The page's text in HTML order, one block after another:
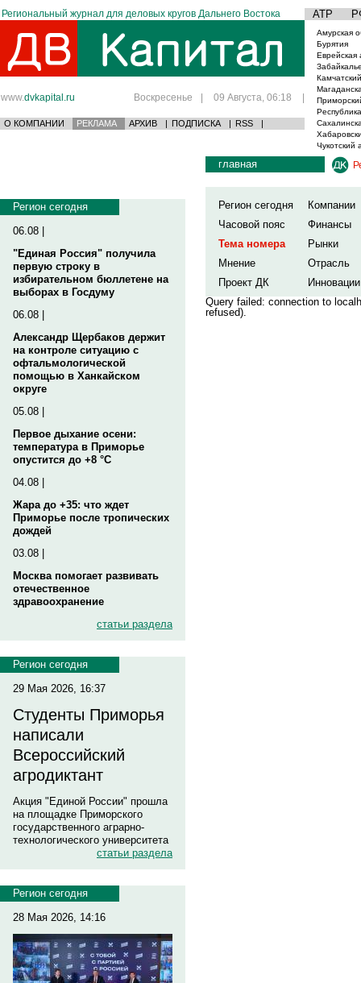
Региональный журнал для деловых кругов Дальнего Востока АТР
www.dvkapital.ru Воскресенье | 09 Августа, 06:18 |
О КОМПАНИИ РЕКЛАМА АРХИВ | ПОДПИСКА | RSS |
Амурская
Бурятия
Еврейская
Чукотский
Регион сегодня
06.08 |
"Единая Россия" получила
первую строку в
избирательном бюллетене на
выборах в Госдуму
06.08 |
Александр Щербаков держит
на контроле ситуацию с
офтальмологической
помощью в Ханкайском
округе
05.08 |
Первое дыхание осени:
температура в Приморье
опустится до +8 °C
04.08 |
Жара до +35: что ждет
Приморье после тропических
дождей
03.08 |
Москва помогает развивать
отечественное
здравоохранение
статьи раздела
Регион сегодня
29 Мая 2026, 16:37
Студенты Приморья
написали
Всероссийский
агродиктант
Акция "Единой России" прошла
на площадке Приморского
государственного аграрно-
технологического университета
статьи раздела
Регион сегодня
28 Мая 2026, 14:16
главная
Регион сегодня
Компании
Часовой пояс
Финансы
Тема номера
Рынки
Мнение
Отрасль
Проект ДК
Инновации
Query failed: connection to
refused).